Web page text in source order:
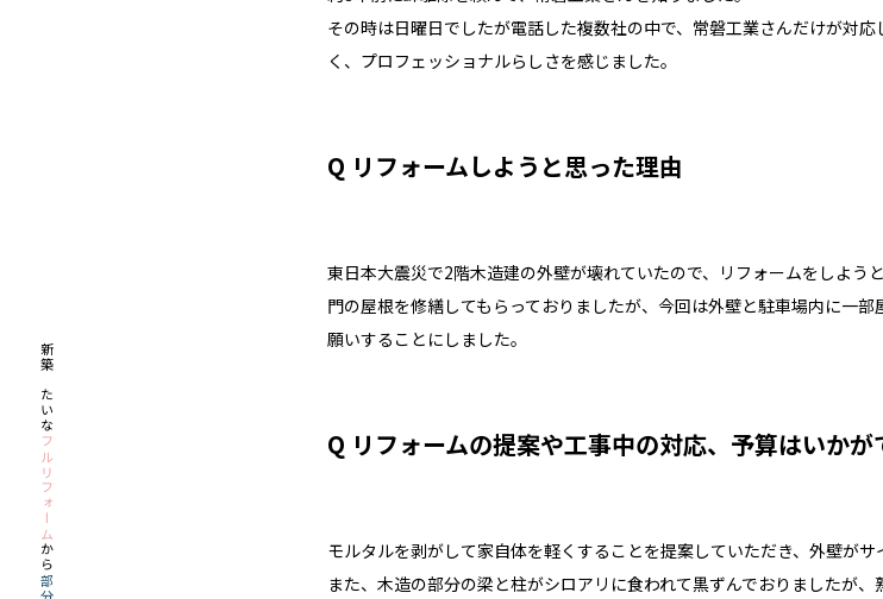
新築みたいな
フルリフォーム
から
その時は日曜日でしたが電話した複数社の中で、常磐工業さんだけが対
く、プロフェッショナルらしさを感じました。
Q リフォームしようと思った理由
東日本大震災で2階木造建の外壁が壊れていたので、リフォームをしよう
門の屋根を修繕してもらっておりましたが、今回は外壁と駐車場内に一
願いすることにしました。
Q リフォームの提案や工事中の対応、予算はいかが
モルタルを剥がして家自体を軽くすることを提案していただき、外壁がサ
また、木造の部分の梁と柱がシロアリに食われて黒ずんでおりましたが